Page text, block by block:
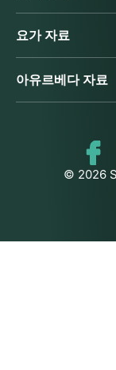
요가 자료
아유르베다 자료
© 2026